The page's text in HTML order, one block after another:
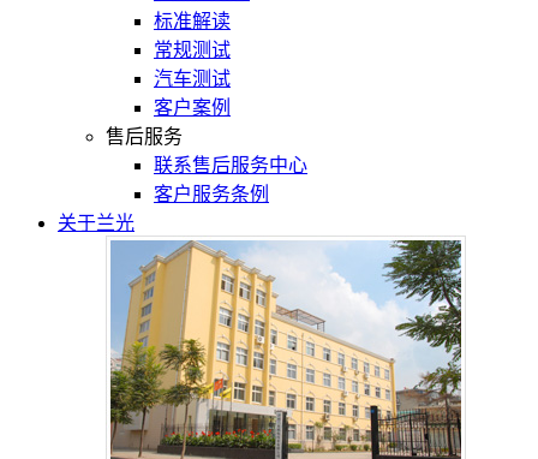
标准解读
常规测试
汽车测试
客户案例
售后服务
联系售后服务中心
客户服务条例
关于兰光